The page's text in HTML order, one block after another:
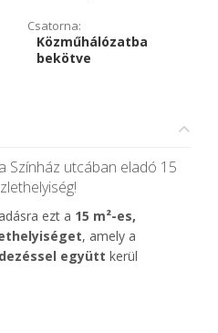
Csatorna:
Közműhálózatba
bekötve
Színház utcában eladó 15
ezt a 15 m²-es,
, amely a
együtt kerül